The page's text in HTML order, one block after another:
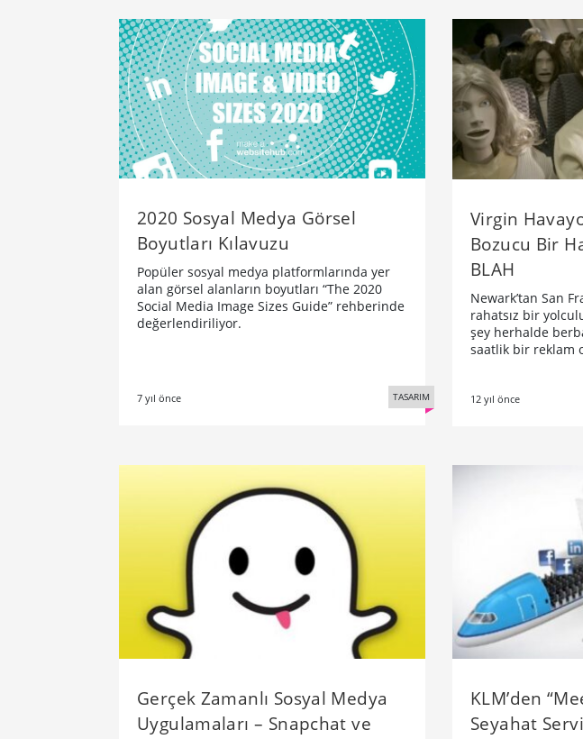
2020 Sosyal Medya Görsel
Boyutları Kılavuzu
Popüler sosyal medya platformlarında yer
alan görsel alanların boyutları “The 2020
Social Media Image Sizes Guide” rehberinde
değerlendiriliyor.
7 yıl önce TASARIM
Virgin
Bozucu Bir
BLAH
​Newark’tan San
rahatsız bir
şey herhalde
saatlik bir reklam
12 yıl önce
Gerçek Zamanlı Sosyal Medya
Uygulamaları – Snapchat ve
KLM’den
Seyahat